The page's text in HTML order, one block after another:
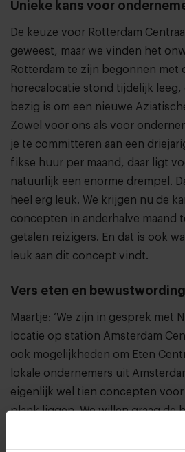
Unieke kans voor
De keuze voor Rotterdam
geweest, maar we vinden het
Rotterdam te zijn begonnen met
horecalocatie stond tijdelijk leeg,
bezig is om een nieuwe
Zowel voor ons als voor
je te committeren aan een
fikse huur per maand, daar ligt
natuurlijk een enorme drempel.
heel erg leuk. We krijgen nu de
concepten in anderhalve maand
getalen reizigers. En dat is ook
leuk aan dit concept vindt.
Vers eten en bewustwording
Maartje: ‘We zijn in gesprek met
locatie op station Amsterdam
ook mogelijkheden om Eten
lokale ondernemers uit
eigenlijk wel tien concepten
plank liggen. We willen graag de
op stations vergroten, maar ook
en een stukje bewustwording.